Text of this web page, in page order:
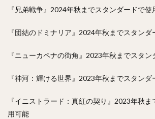
『兄弟戦争』2024年秋までスタンダードで使
『団結のドミナリア』2024年秋までスタン
『ニューカペナの街角』2023年秋までスタ
『神河：輝ける世界』2023年秋までスタン
『イニストラード：真紅の契り』2023年秋
用可能